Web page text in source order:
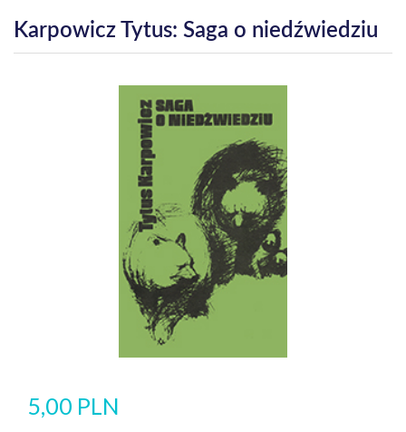
Karpowicz Tytus: Saga o niedźwiedziu
5,00 PLN